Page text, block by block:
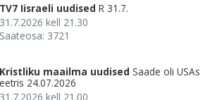
TV7 Iisraeli uudised R 31.7.
31.7.2026 kell 21.30
Saateosa: 3721
Kristliku maailma uudised Saade oli USAs
eetris 24.07.2026
31.7.2026 kell 21.00